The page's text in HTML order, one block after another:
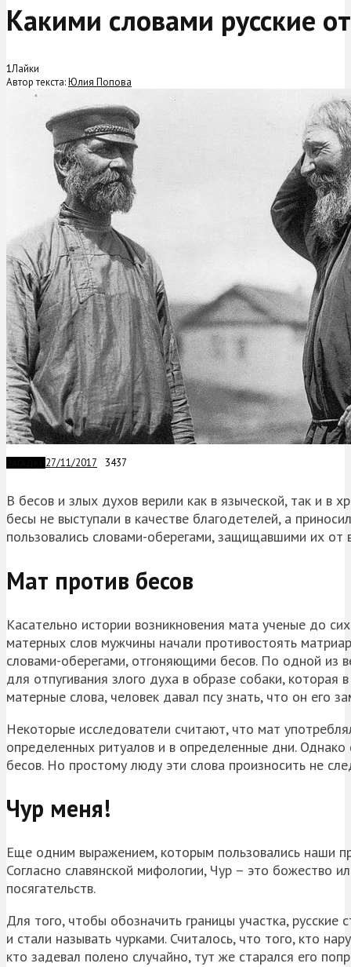
Какими словами русские
1Лайки
Автор текста:Юлия Попова
27/11/2017 3437
В бесов и злых духов верили как в языческой, так и в
бесы не выступали в качестве благодетелей, а
пользовались словами-оберегами, защищавшими их от
Мат против бесов
Касательно истории возникновения мата ученые до
матерных слов мужчины начали противостоять
словами-оберегами, отгоняющими бесов. По одной из
для отпугивания злого духа в образе собаки,
матерные слова, человек давал псу знать, что он его
Некоторые исследователи считают, что мат
определенных ритуалов и в определенные дни.
бесов. Но простому люду эти слова произносить не
Чур меня!
Еще одним выражением, которым пользовались наши
Согласно славянской мифологии, Чур – это божество
посягательств.
Для того, чтобы обозначить границы участка,
и стали называть чурками. Считалось, что того, кто
кто задевал полено случайно, тут же старался его